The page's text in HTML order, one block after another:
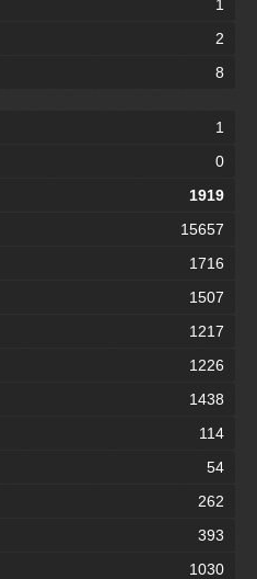
1
2
8
1
0
1919
15657
1716
1507
1217
1226
1438
114
54
262
393
1030